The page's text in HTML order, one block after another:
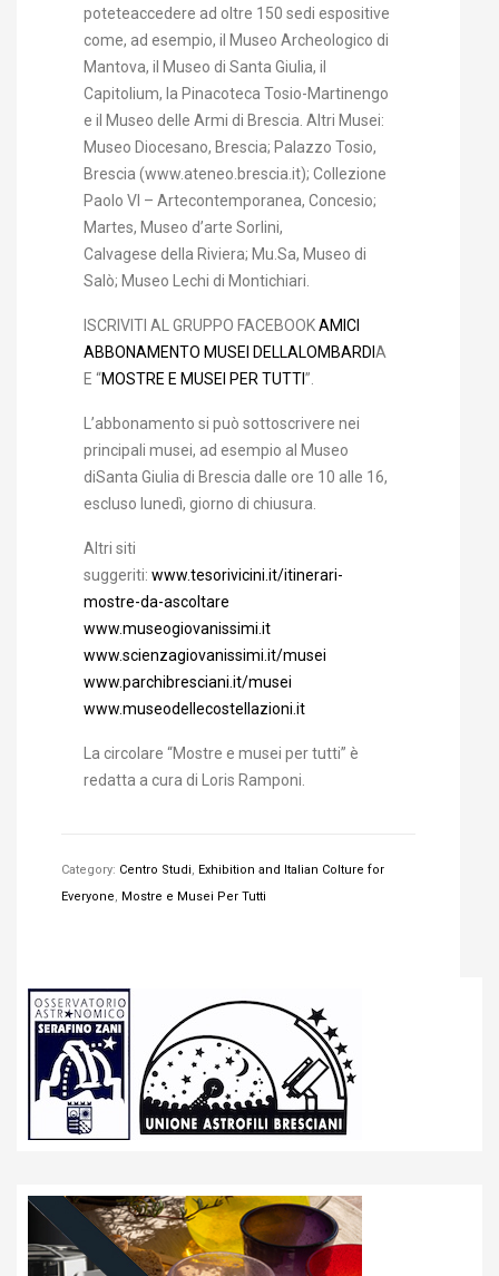
poteteaccedere ad oltre 150 sedi espositive
come, ad esempio, il Museo Archeologico di
Mantova, il Museo di Santa Giulia, il
Capitolium, la Pinacoteca Tosio-Martinengo
e il Museo delle Armi di Brescia. Altri Musei:
Museo Diocesano, Brescia; Palazzo Tosio,
Brescia (www.ateneo.brescia.it); Collezione
Paolo VI – Artecontemporanea, Concesio;
Martes, Museo d’arte Sorlini,
Calvagese della Riviera; Mu.Sa, Museo di
Salò; Museo Lechi di Montichiari.
ISCRIVITI AL GRUPPO FACEBOOKAMICI
ABBONAMENTO MUSEI DELLALOMBARDIA
E “MOSTRE E MUSEI PER TUTTI”.
L’abbonamento si può sottoscrivere nei
principali musei, ad esempio al Museo
diSanta Giulia di Brescia dalle ore 10 alle 16,
escluso lunedì, giorno di chiusura.
Altri siti
suggeriti: www.tesorivicini.it/itinerari-
mostre-da-ascoltare
www.museogiovanissimi.it
www.scienzagiovanissimi.it/musei
www.parchibresciani.it/musei
www.museodellecostellazioni.it
La circolare “Mostre e musei per tutti” è
redatta a cura di Loris Ramponi.
Category: Centro Studi
Exhibition and Italian Colture for
Everyone
Mostre e Musei Per Tutti